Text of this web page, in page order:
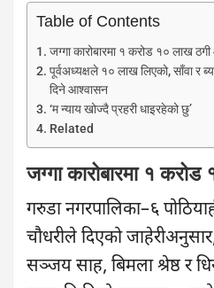
Table of Contents
जग्गा कारोबारमा १ करोड १० लाख
पूर्वअध्यक्षले १० लाख लिएको, साँवा र
दिने आश्वासन
‘म न्याय खोज्दै प्रहरी धाइरहेको छु’
Related
जग्गा कारोबारमा १
गरुडा नगरपालिका–६
चौधरीले दिएको
सञ्जय साह, बिमला श्रेष्ठ र